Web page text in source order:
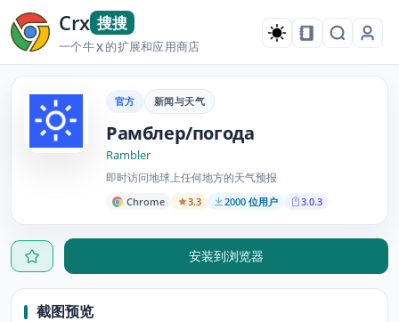
Crx 搜搜
一个牛X的扩展和应用商店
官方 新闻与天气
Рамблер/погода
Rambler
即时访问地球上任何地方的天气预报
Chrome 3.3 2000 位用户 3.0.3
安装到浏览器
截图预览